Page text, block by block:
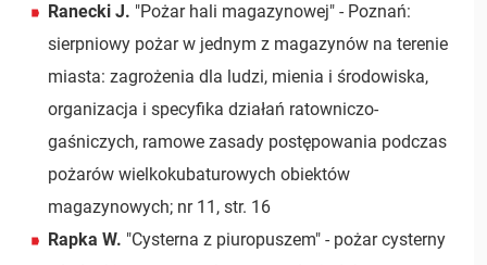
Ranecki J. "Pożar hali magazynowej" - Poznań:
sierpniowy pożar w jednym z magazynów na terenie
miasta: zagrożenia dla ludzi, mienia i środowiska,
organizacja i specyfika działań ratowniczo-
gaśniczych, ramowe zasady postępowania podczas
pożarów wielkokubaturowych obiektów
magazynowych; nr 11, str. 16
Rapka W. "Cysterna z piuropuszem" - pożar cysterny